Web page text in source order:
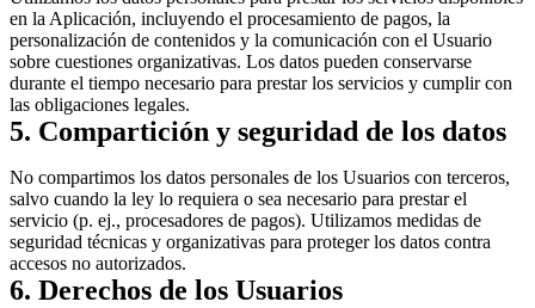
en la Aplicación, incluyendo el procesamiento de pagos, la
personalización de contenidos y la comunicación con el Usuario
sobre cuestiones organizativas. Los datos pueden conservarse
durante el tiempo necesario para prestar los servicios y cumplir con
las obligaciones legales.
5. Compartición y seguridad de los datos
No compartimos los datos personales de los Usuarios con terceros,
salvo cuando la ley lo requiera o sea necesario para prestar el
servicio (p. ej., procesadores de pagos). Utilizamos medidas de
seguridad técnicas y organizativas para proteger los datos contra
accesos no autorizados.
6. Derechos de los Usuarios